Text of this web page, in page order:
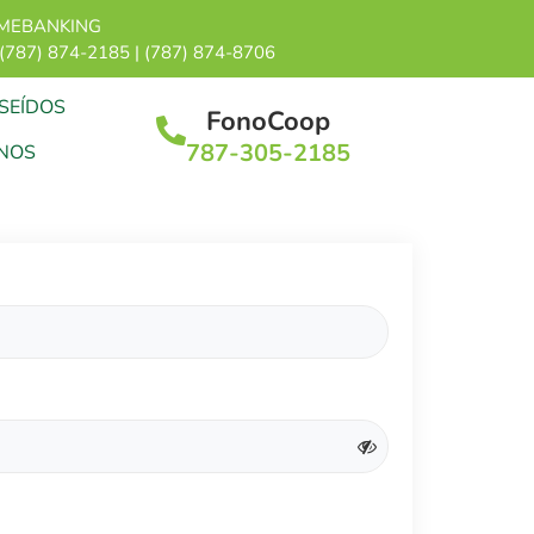
874-2185 | (787) 874-8706
FonoCoop
787-305-2185